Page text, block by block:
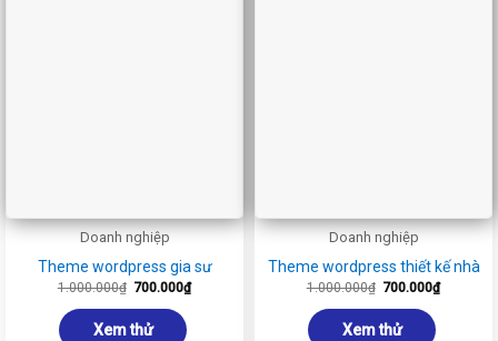
Doanh nghiệp
Theme wordpress gia sư
1.000.000₫ Giá
là:
1.000.000₫.
700.000₫Giá
hiện
Xem thử
Doanh nghiệp
Theme wordpress thiết kế nhà
1.000.000₫ Giá
là:
1.000.000₫.
700.000₫Giá
hiện
Xem thử